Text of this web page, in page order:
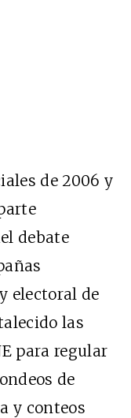
de 2006 y
debate
electoral de
las
para regular
de
y conteos